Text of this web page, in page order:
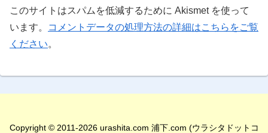
このサイトはスパムを低減するために Akismet を使って
います。
コメントデータの処理方法の詳細はこちらをご覧
ください。
Copyright © 2011-2026 urashita.com 浦下.com (ウラシタドットコ